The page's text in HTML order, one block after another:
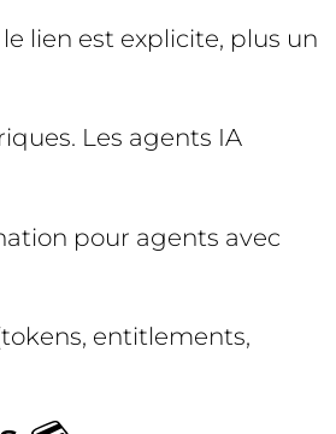
lien est explicite, plus un
Les agents IA
pour agents avec
entitlements,